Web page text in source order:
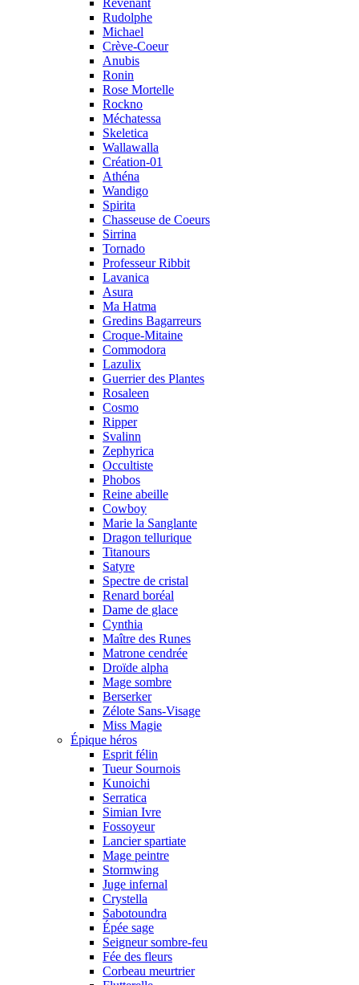
Revenant
Rudolphe
Michael
Crève-Coeur
Anubis
Ronin
Rose Mortelle
Rockno
Méchatessa
Skeletica
Wallawalla
Création-01
Athéna
Wandigo
Spirita
Chasseuse de Coeurs
Sirrina
Tornado
Professeur Ribbit
Lavanica
Asura
Ma Hatma
Gredins Bagarreurs
Croque-Mitaine
Commodora
Lazulix
Guerrier des Plantes
Rosaleen
Cosmo
Ripper
Svalinn
Zephyrica
Occultiste
Phobos
Reine abeille
Cowboy
Marie la Sanglante
Dragon tellurique
Titanours
Satyre
Spectre de cristal
Renard boréal
Dame de glace
Cynthia
Maître des Runes
Matrone cendrée
Droïde alpha
Mage sombre
Berserker
Zélote Sans-Visage
Miss Magie
Épique héros
Esprit félin
Tueur Sournois
Kunoichi
Serratica
Simian Ivre
Fossoyeur
Lancier spartiate
Mage peintre
Stormwing
Juge infernal
Crystella
Sabotoundra
Épée sage
Seigneur sombre-feu
Fée des fleurs
Corbeau meurtrier